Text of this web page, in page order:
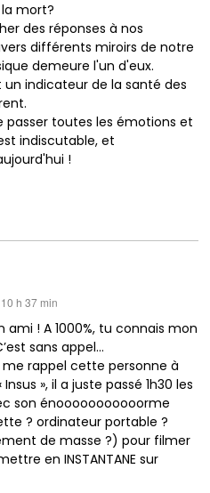
mort?
des réponses à nos
différents miroirs de notre
demeure l'un d'eux.
un indicateur de la santé des
passer toutes les émotions et
indiscutable, et
!
h 37 min
ami ! A 1000%, tu connais mon
sans appel…
rappel cette personne à
», il a juste passé 1h30 les
son énooooooooooorme
? ordinateur portable ?
de masse ?) pour filmer
en INSTANTANE sur